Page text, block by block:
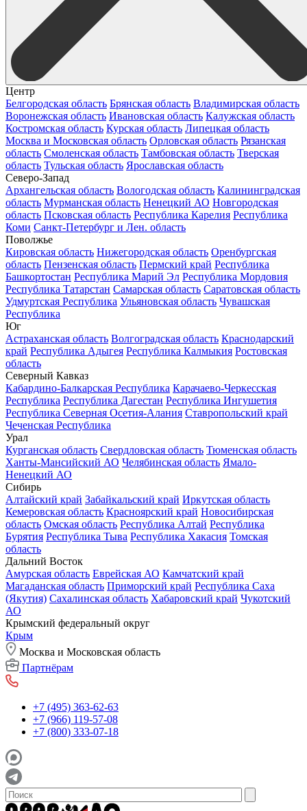
Центр
Белгородская область Брянская область Владимирская область
Воронежская область Ивановская область Калужская область
Костромская область Курская область Липецкая область
Москва и Московская область Орловская область Рязанская
область Смоленская область Тамбовская область Тверская
область Тульская область Ярославская область
Северо-Запад
Архангельская область Вологодская область Калининградская
область Мурманская область Ненецкий АО Новгородская
область Псковская область Республика Карелия Республика
Коми Санкт-Петербург и Лен. область
Поволжье
Кировская область Нижегородская область Оренбургская
область Пензенская область Пермский край Республика
Башкортостан Республика Марий Эл Республика Мордовия
Республика Татарстан Самарская область Саратовская область
Удмуртская Республика Ульяновская область Чувашская
Республика
Юг
Астраханская область Волгоградская область Краснодарский
край Республика Адыгея Республика Калмыкия Ростовская
область
Северный Кавказ
Кабардино-Балкарская Республика Карачаево-Черкесская
Республика Республика Дагестан Республика Ингушетия
Республика Северная Осетия-Алания Ставропольский край
Чеченская Республика
Урал
Курганская область Свердловская область Тюменская область
Ханты-Мансийский АО Челябинская область Ямало-
Ненецкий АО
Сибирь
Алтайский край Забайкальский край Иркутская область
Кемеровская область Красноярский край Новосибирская
область Омская область Республика Алтай Республика
Бурятия Республика Тыва Республика Хакасия Томская
область
Дальний Восток
Амурская область Еврейская АО Камчатский край
Магаданская область Приморский край Республика Саха
(Якутия) Сахалинская область Хабаровский край Чукотский
АО
Крымский федеральный округ
Крым
Москва и Московская область
Партнёрам
+7 (495) 363-62-63
+7 (966) 119-57-08
+7 (800) 333-07-18